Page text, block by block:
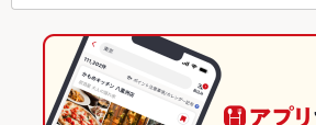
駐車場
あり ：60台分ご用意しております
で1分、S.H.S長岡店3階です。
バンド演奏 可
長岡 × パスタ・ピザ
長岡駅 × イタリアン・フレンチ
長岡駅 × イタリアン
新潟
新潟 × イタリアン・フレンチ
新潟 × イタリアン
新潟のイタリアン・フレンチランキング
新潟のイタリアンランキング
長岡のグルメランキング